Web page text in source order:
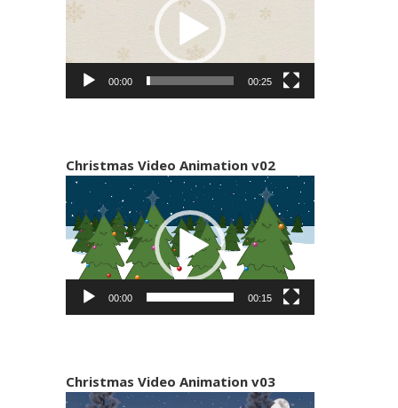
Βίντεο
00:00 00:25
Christmas Video Animation v02
Πρόγραμμα
Αναπαραγωγής
Βίντεο
00:00 00:15
Christmas Video Animation v03
Πρόγραμμα